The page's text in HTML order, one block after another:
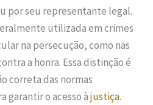
por seu representante legal.
utilizada em crimes
na persecução, como nas
a honra. Essa distinção é
correta das normas
garantir o acesso àjustiça.